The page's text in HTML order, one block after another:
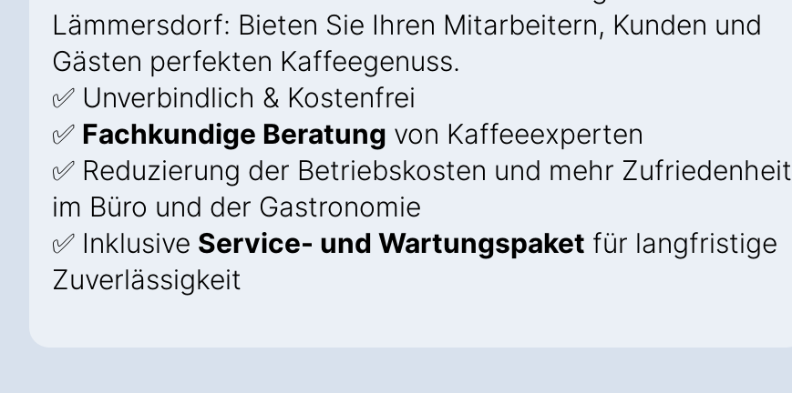
Lämmersdorf: Bieten Sie Ihren Mitarbeitern, Kunden und
Gästen perfekten Kaffeegenuss.
✅ Unverbindlich & Kostenfrei
✅ Fachkundige Beratung von Kaffeeexperten
✅ Reduzierung der Betriebskosten und mehr Zufriedenheit
im Büro und der Gastronomie
✅ Inklusive Service- und Wartungspaket für langfristige
Zuverlässigkeit